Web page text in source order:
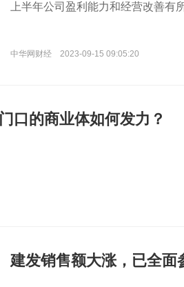
上半年公司盈利能力和经营改善有
中华网财经 2023-09-15 09:05:20
口的商业体如何发力？
建发销售额大涨，已全面